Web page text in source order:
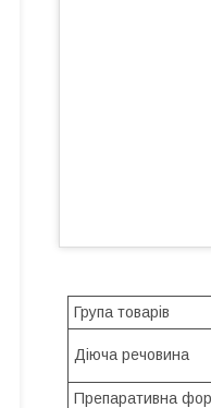
Група товарів
Діюча речовина
Препаративна